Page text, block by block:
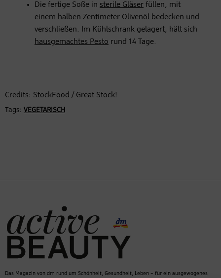
Die fertige Soße in sterile Gläser füllen, mit
einem halben Zentimeter Olivenöl bedecken und
verschließen. Im Kühlschrank gelagert, hält sich
hausgemachtes Pesto rund 14 Tage.
Credits: StockFood / Great Stock!
Tags: VEGETARISCH
Das Magazin von dm rund um Schönheit, Gesundheit, Leben – für ein ausgewogenes